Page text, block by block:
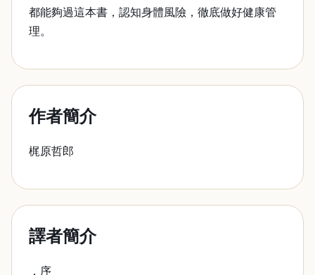
都能夠過這本書，認知身體風險，徹底做好健康管
理。
作者簡介
梶原哲郎
譯者簡介
．序